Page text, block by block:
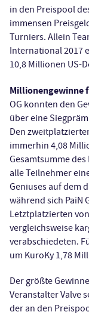
in den Preispool
immensen
Turniers. Allein
International 2017
10,8 Millionen US-
Millionengewinne
OG konnten den
über eine
Den
immerhin 4,08
Gesamtsumme
alle Teilnehmer
Geniuses auf dem
während sich PaiN
Letztplatzierten
vergleichsweise
verabschiedeten.
um KuroKy 1,78
Der größte
Veranstalter Valve
der an den